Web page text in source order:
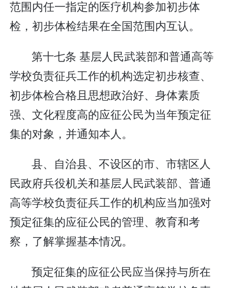
范围内任一指定的医疗机构参加初步体
检，初步体检结果在全国范围内互认。
第十七条 基层人民武装部和普通高等
学校负责征兵工作的机构选定初步核查、
初步体检合格且思想政治好、身体素质
强、文化程度高的应征公民为当年预定征
集的对象，并通知本人。
县、自治县、不设区的市、市辖区人
民政府兵役机关和基层人民武装部、普通
高等学校负责征兵工作的机构应当加强对
预定征集的应征公民的管理、教育和考
察，了解掌握基本情况。
预定征集的应征公民应当保持与所在